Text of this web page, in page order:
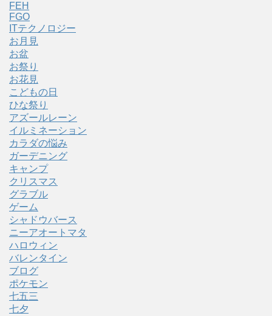
FEH
FGO
ITテクノロジー
お月見
お盆
お祭り
お花見
こどもの日
ひな祭り
アズールレーン
イルミネーション
カラダの悩み
ガーデニング
キャンプ
クリスマス
グラブル
ゲーム
シャドウバース
ニーアオートマタ
ハロウィン
バレンタイン
ブログ
ポケモン
七五三
七夕